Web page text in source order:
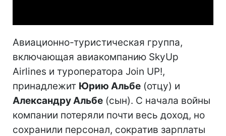
Авиационно-туристическая группа,
включающая авиакомпанию SkyUp
Airlines и туроператора Join UP!,
принадлежит Юрию Альбе (отцу) и
Александру Альбе (сын). С начала войны
компании потеряли почти весь доход, но
сохранили персонал, сократив зарплаты